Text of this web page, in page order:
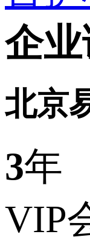
企
北京
3年
VIP